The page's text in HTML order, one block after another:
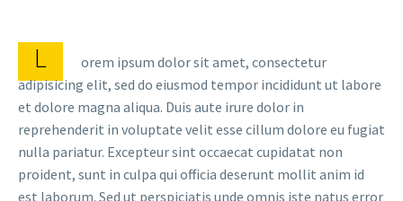
L
orem ipsum dolor sit amet, consectetur
adipisicing elit, sed do eiusmod tempor incididunt ut labore
et dolore magna aliqua. Duis aute irure dolor in
reprehenderit in voluptate velit esse cillum dolore eu fugiat
nulla pariatur. Excepteur sint occaecat cupidatat non
proident, sunt in culpa qui officia deserunt mollit anim id
est laborum. Sed ut perspiciatis unde omnis iste natus error